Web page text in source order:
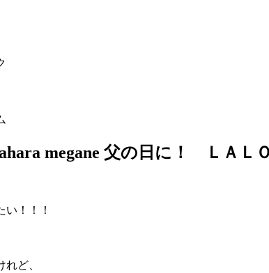
megane 父の日に！ ＬＡ
！！！
ど、